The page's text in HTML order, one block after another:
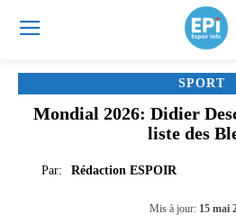
SPORT
Mondial 2026: Didier
liste des
Par: Rédaction ESPOIR
Mis à jour: 15 mai